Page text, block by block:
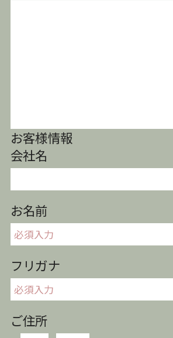
お客様情報
会社名
お名前
フリガナ
ご住所